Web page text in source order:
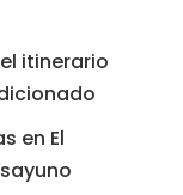
itinerario
en El